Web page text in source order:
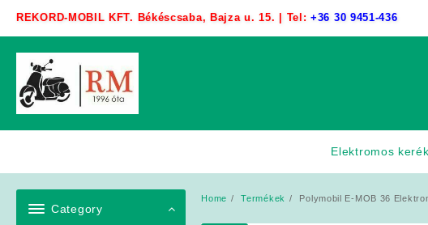
REKORD-MOBIL KFT. Békéscsaba, Bajza u. 15. | Tel:+36 30 9451-436
Elektromos
Category
Home Termékek Polymobil E-MOB 36